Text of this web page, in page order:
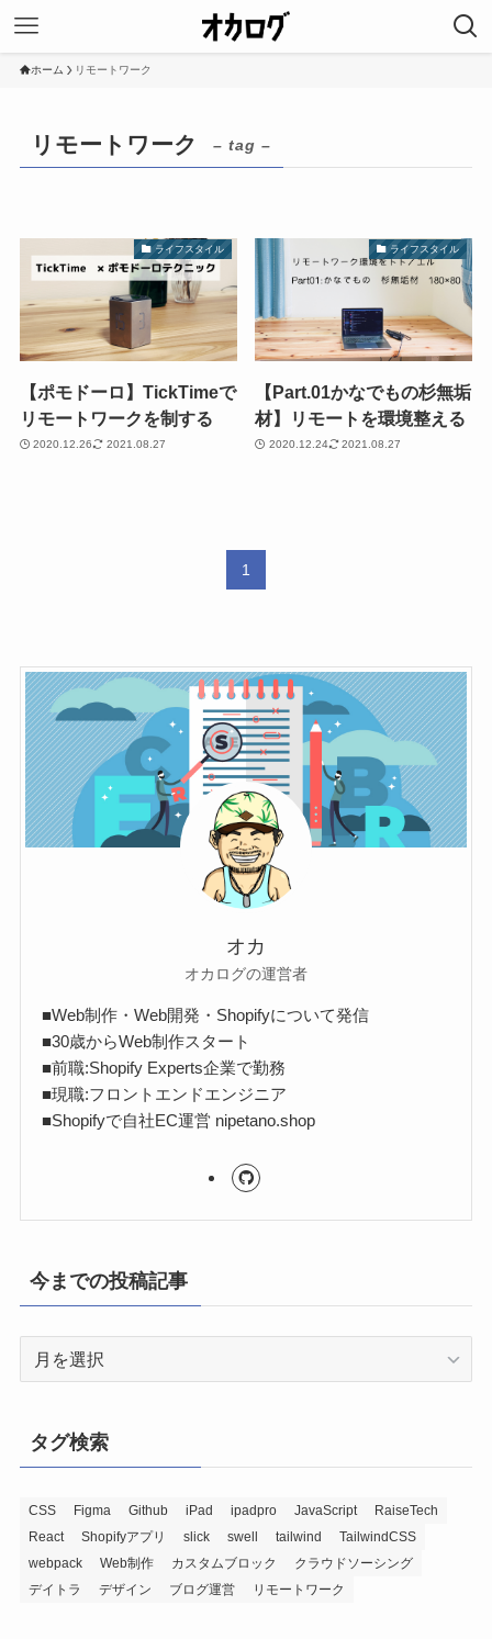
ホーム リモートワーク
リモートワーク – tag –
ライフスタイル
【ポモドーロ】TickTimeで
リモートワークを制する
2020.12.26 2021.08.27
ライフスタイル
【Part.01かなでもの杉無垢
材】リモートを環境整える
2020.12.24 2021.08.27
1
オカ
オカログの運営者
■Web制作・Web開発・Shopifyについて発信
■30歳からWeb制作スタート
■前職:Shopify Experts企業で勤務
■現職:フロントエンドエンジニア
■Shopifyで自社EC運営 nipetano.shop
今までの投稿記事
投
記
事
タグ検索
CSS Figma Github iPad ipadpro JavaScript
RaiseTech
React
Shopifyアプリ slick swell tailwind
TailwindCSS
webpack
Web制作 カスタムブロック
クラウドソーシング
デイトラ
デザイン ブログ運営 リモートワーク